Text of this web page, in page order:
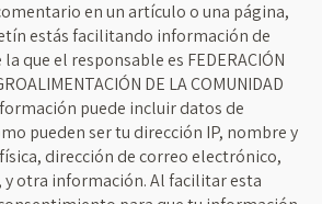
en un artículo o una página,
estás facilitando información de
que el responsable es FEDERACIÓN
DE LA COMUNIDAD
puede incluir datos de
pueden ser tu dirección IP, nombre y
dirección de correo electrónico,
otra información. Al facilitar esta